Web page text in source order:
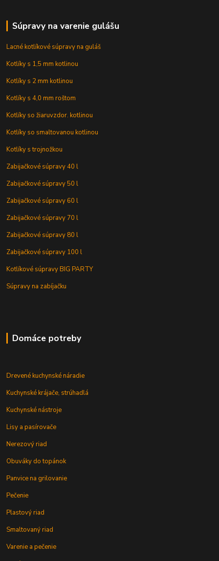
Súpravy na varenie gulášu
Lacné kotlíkové súpravy na guláš
Kotlíky s 1,5 mm kotlinou
Kotlíky s 2 mm kotlinou
Kotlíky s 4,0 mm roštom
Kotlíky so žiaruvzdor. kotlinou
Kotlíky so smaltovanou kotlinou
Kotlíky s trojnožkou
Zabijačkové súpravy 40 l
Zabijačkové súpravy 50 l
Zabijačkové súpravy 60 l
Zabijačkové súpravy 70 l
Zabijačkové súpravy 80 l
Zabijačkové súpravy 100 l
Kotlíkové súpravy BIG PARTY
Súpravy na zabíjačku
Domáce potreby
Drevené kuchynské náradie
Kuchynské krájače, strúhadlá
Kuchynské nástroje
Lisy a pasírovače
Nerezový riad
Obuváky do topánok
Panvice na grilovanie
Pečenie
Plastový riad
Smaltovaný riad
Varenie a pečenie